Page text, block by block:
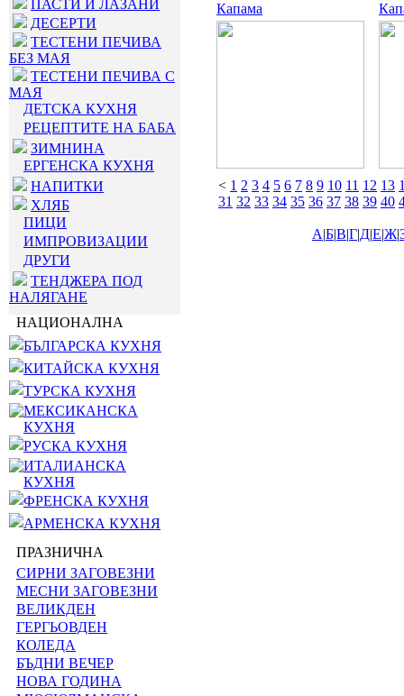
ПАСТИ И ЛАЗАНИ
ДЕСЕРТИ
ТЕСТЕНИ ПЕЧИВА
БЕЗ МАЯ
ТЕСТЕНИ ПЕЧИВА С
МАЯ
ДЕТСКА КУХНЯ
РЕЦЕПТИТЕ НА БАБА
ЗИМНИНА
ЕРГЕНСКА КУХНЯ
НАПИТКИ
ХЛЯБ
ПИЦИ
ИМПРОВИЗАЦИИ
ДРУГИ
ТЕНДЖЕРА ПОД
НАЛЯГАНЕ
НАЦИОНАЛНА
БЪЛГАРСКА КУХНЯ
КИТАЙСКА КУХНЯ
ТУРСКА КУХНЯ
МЕКСИКАНСКА
КУХНЯ
РУСКА КУХНЯ
ИТАЛИАНСКА
КУХНЯ
ФРЕНСКА КУХНЯ
АРМЕНСКА КУХНЯ
ПРАЗНИЧНА
СИРНИ ЗАГОВЕЗНИ
МЕСНИ ЗАГОВЕЗНИ
ВЕЛИКДЕН
ГЕРГЬОВДЕН
КОЛЕДА
БЪДНИ ВЕЧЕР
НОВА ГОДИНА
Капaмa
< 1 2 3 4 5 6 7 8 9 10 11 12 13
31 32 33 34 35 36 37 38 39 40
А|Б|В|Г|Д|Е|Ж|